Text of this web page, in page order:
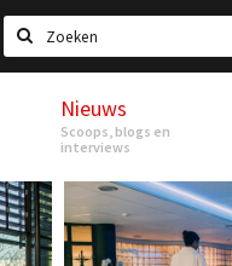
Zoeken
Nieuws
Scoops, blogs en
interviews